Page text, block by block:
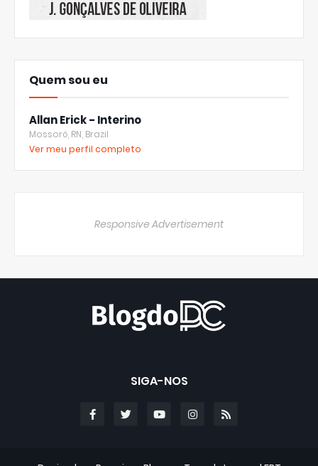
Quem sou eu
Allan Erick - Interino
Mossoró, RN, Brazil
Ver meu perfil completo
Responsive Advertisement
SIGA-NOS